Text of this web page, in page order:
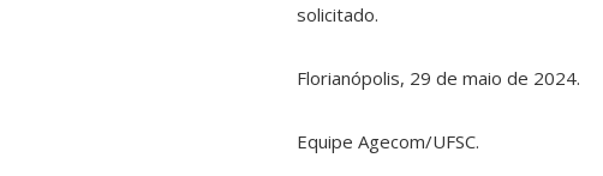
solicitado.
Florianópolis, 29 de maio de 2024.
Equipe Agecom/UFSC.